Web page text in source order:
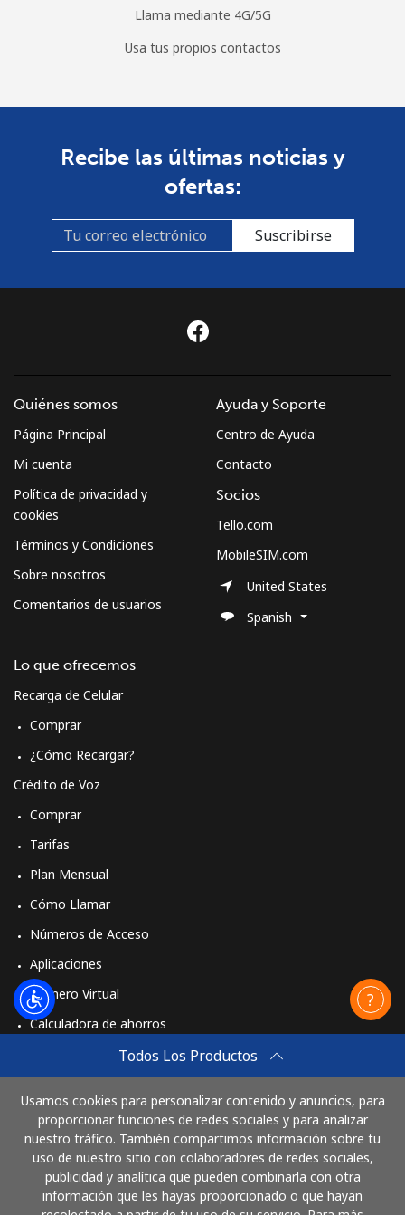
Llama mediante 4G/5G
Usa tus propios contactos
Recibe las últimas noticias y
ofertas:
Suscribirse
Todos Los Productos
Usamos cookies para personalizar contenido y anuncios, para
proporcionar funciones de redes sociales y para analizar
nuestro tráfico. También compartimos información sobre tu
uso de nuestro sitio con colaboradores de redes sociales,
publicidad y analítica que pueden combinarla con otra
información que les hayas proporcionado o que hayan
Quiénes somos
Página Principal
Mi cuenta
Política de privacidad y
cookies
Términos y Condiciones
Sobre nosotros
Comentarios de usuarios
Lo que ofrecemos
Recarga de Celular
Comprar
¿Cómo Recargar?
Crédito de Voz
Comprar
Tarifas
Plan Mensual
Cómo Llamar
Números de Acceso
Aplicaciones
Número Virtual
Calculadora de ahorros
Cómo funciona
Ayuda y Soporte
Centro de Ayuda
Contacto
Socios
Tello.com
MobileSIM.com
United States
Spanish
Paga con